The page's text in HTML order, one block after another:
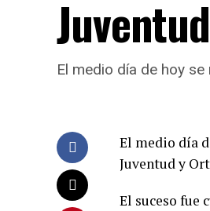
Juventud
El medio día de hoy
El medio día
Juventud y
El suceso fue